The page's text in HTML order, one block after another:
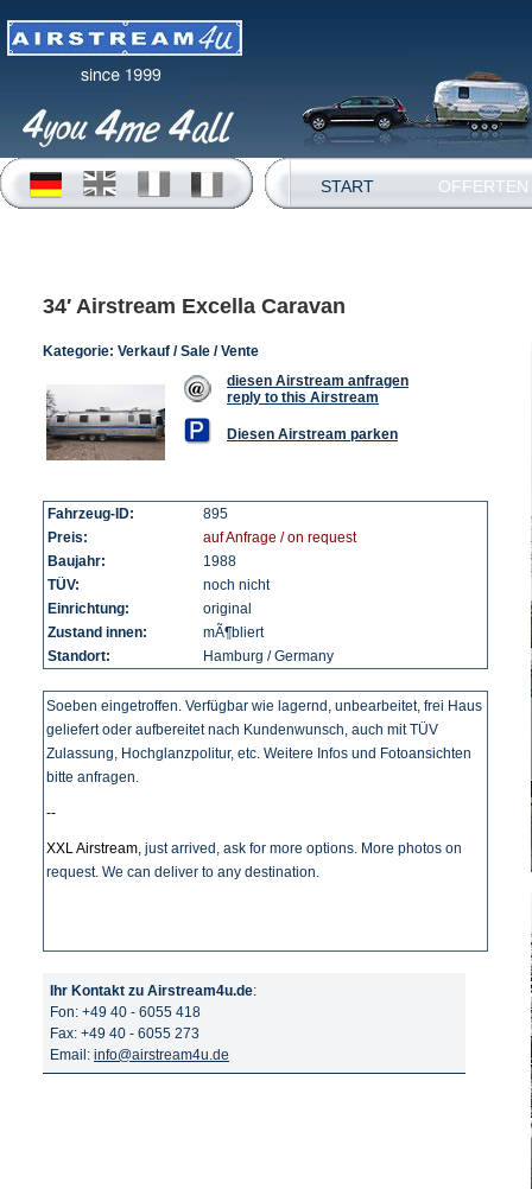
START OFFERTEN
34′ Airstream Excella Caravan
Kategorie: Verkauf / Sale / Vente
diesen Airstream anfragen
reply to this Airstream
Diesen Airstream parken
Fahrzeug-ID:
895
Preis:
auf Anfrage / on request
Baujahr:
1988
TÜV:
noch nicht
Einrichtung:
original
Zustand innen:
mÃ¶bliert
Standort:
Hamburg / Germany
Soeben eingetroffen. Verfügbar wie lagernd, unbearbeitet, frei Haus
geliefert oder aufbereitet nach Kundenwunsch, auch mit TÜV
Zulassung, Hochglanzpolitur, etc. Weitere Infos und Fotoansichten
bitte anfragen.
--
XXL Airstream, just arrived, ask for more options. More photos on
request. We can deliver to any destination.
Ihr Kontakt zu Airstream4u.de:
Fon: +49 40 - 6055 418
Fax: +49 40 - 6055 273
Email: info@airstream4u.de